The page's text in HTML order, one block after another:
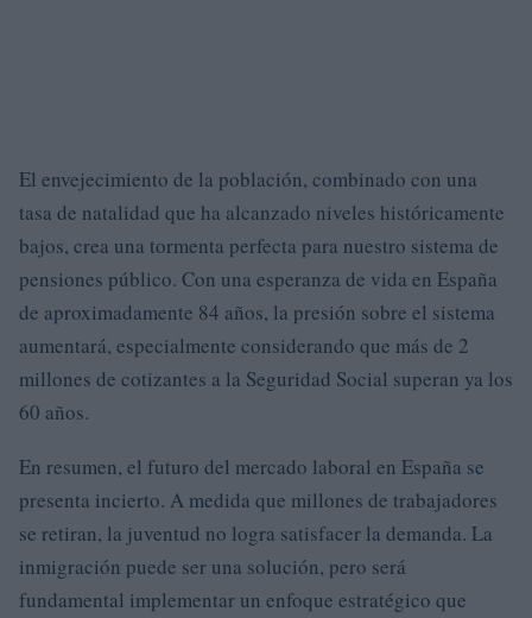
El envejecimiento de la población, combinado con una
tasa de natalidad que ha alcanzado niveles históricamente
bajos, crea una tormenta perfecta para nuestro sistema de
pensiones público. Con una esperanza de vida en España
de aproximadamente 84 años, la presión sobre el sistema
aumentará, especialmente considerando que más de 2
millones de cotizantes a la Seguridad Social superan ya los
60 años.
En resumen, el futuro del mercado laboral en España se
presenta incierto. A medida que millones de trabajadores
se retiran, la juventud no logra satisfacer la demanda. La
inmigración puede ser una solución, pero será
fundamental implementar un enfoque estratégico que